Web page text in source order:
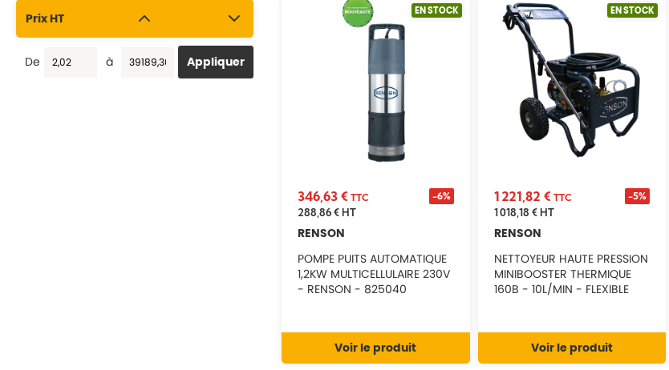
100238
100240
100246
Prix HT
De à
EN STOCK
346,63 € TTC -6%
288,86 €HT
RENSON
POMPE PUITS AUTOMATIQUE
1,2KW MULTICELLULAIRE 230V
- RENSON - 825040
Voir le produit
EN STOCK
1 221,82 € TTC -5%
1 018,18 €HT
RENSON
NETTOYEUR HAUTE PRESSION
MINIBOOSTER THERMIQUE
160B - 10L/MIN - FLEXIBLE
Voir le produit